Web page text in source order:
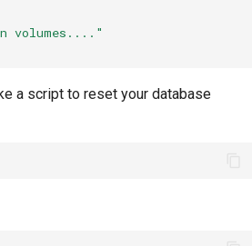
volumes...."
a script to reset your database